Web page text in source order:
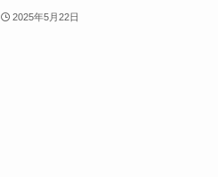
2025年5月22日